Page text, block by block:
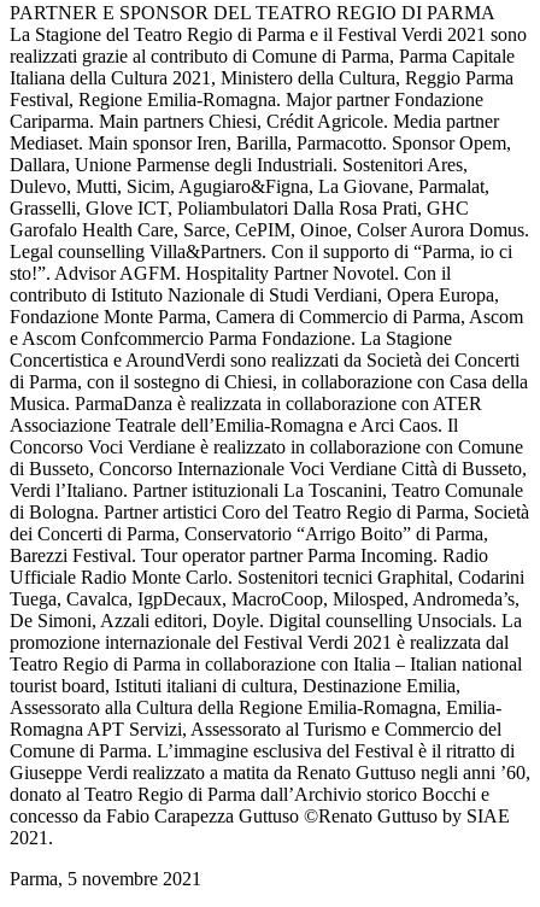
PARTNER E SPONSOR DEL TEATRO REGIO DI PARMA
La Stagione del Teatro Regio di Parma e il Festival Verdi 2021 sono
realizzati grazie al contributo di Comune di Parma, Parma Capitale
Italiana della Cultura 2021, Ministero della Cultura, Reggio Parma
Festival, Regione Emilia-Romagna. Major partner Fondazione
Cariparma. Main partners Chiesi, Crédit Agricole. Media partner
Mediaset. Main sponsor Iren, Barilla, Parmacotto. Sponsor Opem,
Dallara, Unione Parmense degli Industriali. Sostenitori Ares,
Dulevo, Mutti, Sicim, Agugiaro&Figna, La Giovane, Parmalat,
Grasselli, Glove ICT, Poliambulatori Dalla Rosa Prati, GHC
Garofalo Health Care, Sarce, CePIM, Oinoe, Colser Aurora Domus.
Legal counselling Villa&Partners. Con il supporto di “Parma, io ci
sto!”. Advisor AGFM. Hospitality Partner Novotel. Con il
contributo di Istituto Nazionale di Studi Verdiani, Opera Europa,
Fondazione Monte Parma, Camera di Commercio di Parma, Ascom
e Ascom Confcommercio Parma Fondazione. La Stagione
Concertistica e AroundVerdi sono realizzati da Società dei Concerti
di Parma, con il sostegno di Chiesi, in collaborazione con Casa della
Musica. ParmaDanza è realizzata in collaborazione con ATER
Associazione Teatrale dell’Emilia-Romagna e Arci Caos. Il
Concorso Voci Verdiane è realizzato in collaborazione con Comune
di Busseto, Concorso Internazionale Voci Verdiane Città di Busseto,
Verdi l’Italiano. Partner istituzionali La Toscanini, Teatro Comunale
di Bologna. Partner artistici Coro del Teatro Regio di Parma, Società
dei Concerti di Parma, Conservatorio “Arrigo Boito” di Parma,
Barezzi Festival. Tour operator partner Parma Incoming. Radio
Ufficiale Radio Monte Carlo. Sostenitori tecnici Graphital, Codarini
Tuega, Cavalca, IgpDecaux, MacroCoop, Milosped, Andromeda’s,
De Simoni, Azzali editori, Doyle. Digital counselling Unsocials. La
promozione internazionale del Festival Verdi 2021 è realizzata dal
Teatro Regio di Parma in collaborazione con Italia – Italian national
tourist board, Istituti italiani di cultura, Destinazione Emilia,
Assessorato alla Cultura della Regione Emilia-Romagna, Emilia-
Romagna APT Servizi, Assessorato al Turismo e Commercio del
Comune di Parma. L’immagine esclusiva del Festival è il ritratto di
Giuseppe Verdi realizzato a matita da Renato Guttuso negli anni ’60,
donato al Teatro Regio di Parma dall’Archivio storico Bocchi e
concesso da Fabio Carapezza Guttuso ©Renato Guttuso by SIAE
2021.
Parma, 5 novembre 2021